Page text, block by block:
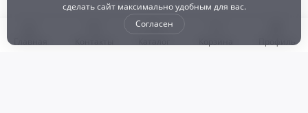
сделать сайт максимально удобным для вас.
Согласен
Бонусная программа Доставка и самовывоз
Оплата